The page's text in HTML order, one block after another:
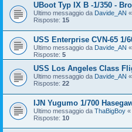
UBoot Typ IX B -1/350 -
Ultimo messaggio da Davide_AN «
Risposte: 15
USS Enterprise CVN-65 1/
Ultimo messaggio da Davide_AN «
Risposte: 5
USS Los Angeles Class
Ultimo messaggio da Davide_AN «
Risposte: 22
IJN Yugumo 1/700
Ultimo messaggio da ThaBigBoy «
Risposte: 10